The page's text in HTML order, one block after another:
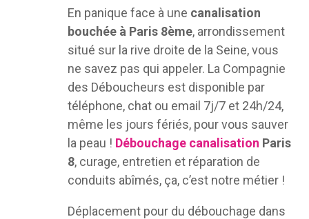
En panique face à une canalisation
bouchée à Paris 8ème, arrondissement
situé sur la rive droite de la Seine, vous
ne savez pas qui appeler. La Compagnie
des Déboucheurs est disponible par
téléphone, chat ou email 7j/7 et 24h/24,
même les jours fériés, pour vous sauver
la peau ! Débouchage canalisation Paris
8, curage, entretien et réparation de
conduits abîmés, ça, c’est notre métier !
Déplacement pour du débouchage dans